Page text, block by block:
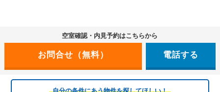
空室確認・内見予約はこちらから
電話する